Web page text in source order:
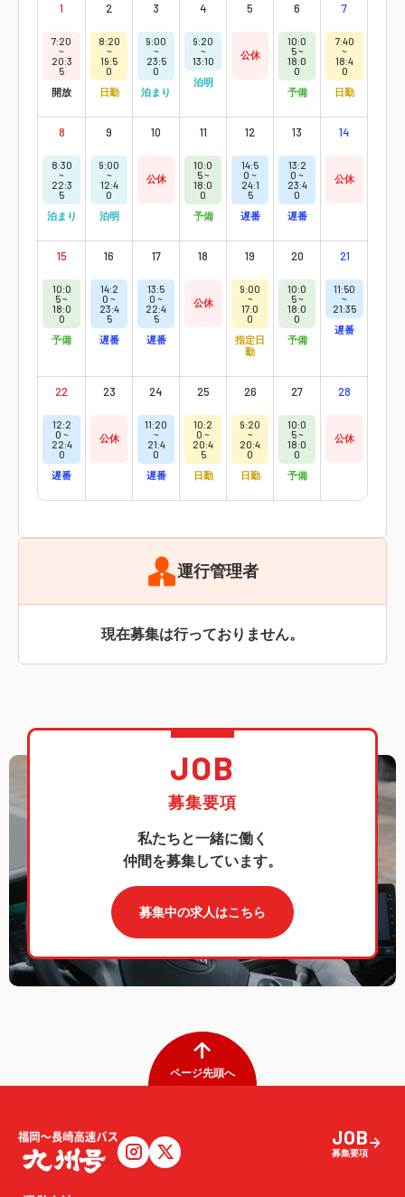
JOB
募集要項
1
7:20
~
20:3
5
開放
2
8:20
~
19:5
0
日勤
3
9:00
~
23:5
0
泊まり
4
9:20
~
13:10
泊明
5
公休
6
10:0
5 ~
18:0
0
予備
7
7:40
~
18:4
0
日勤
8
8:30
~
22:3
5
泊まり
9
9:00
~
12:4
0
泊明
10
公休
11
10:0
5 ~
18:0
0
予備
12
14:5
0 ~
24:1
5
遅番
13
13:2
0 ~
23:4
0
遅番
14
公休
15
10:0
5 ~
18:0
0
予備
16
14:2
0 ~
23:4
5
遅番
17
13:5
0 ~
22:4
5
遅番
18
公休
19
9:00
~
17:0
0
指定日
勤
20
10:0
5 ~
18:0
0
予備
21
11:50
~
21:35
遅番
22
12:2
0 ~
22:4
0
遅番
23
公休
24
11:20
~
21:4
0
遅番
25
10:2
0 ~
20:4
5
日勤
26
9:20
~
20:4
0
日勤
27
10:0
5 ~
18:0
0
予備
28
公休
運行管理者
現在募集は行っておりません。
JOB
募集要項
私たちと一緒に働く
仲間を募集しています。
募集中の求人はこちら
ページ先頭へ